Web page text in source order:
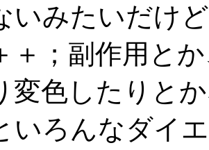
いみたいだけ
＋；副作用と
変色したりと
いろんなダイ